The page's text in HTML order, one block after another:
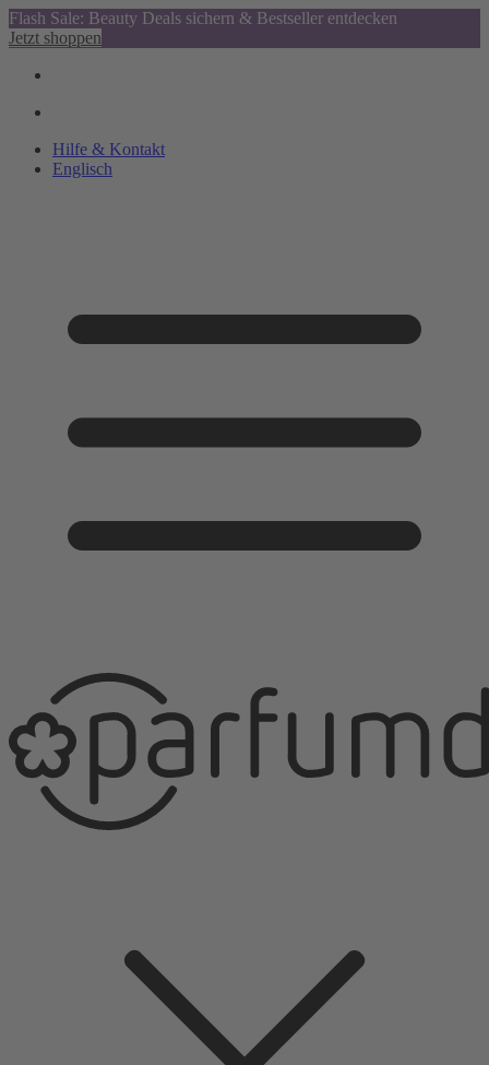
Flash Sale: Beauty Deals sichern & Bestseller entdecken
Jetzt shoppen
Hilfe & Kontakt
Englisch